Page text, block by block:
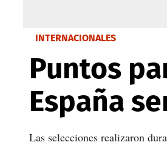
INTERNACIONALES
Puntos
España
Las selecciones realizaron